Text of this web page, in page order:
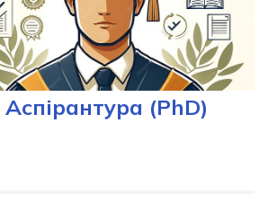
Аспірантура (PhD)